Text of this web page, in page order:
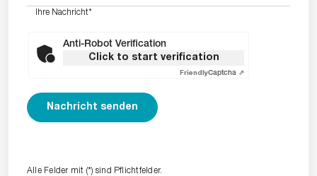
Ihre Nachricht*
Anti-Robot Verification
Click to start verification
FriendlyCaptcha ⇗
Alle Felder mit (*) sind Pflichtfelder.